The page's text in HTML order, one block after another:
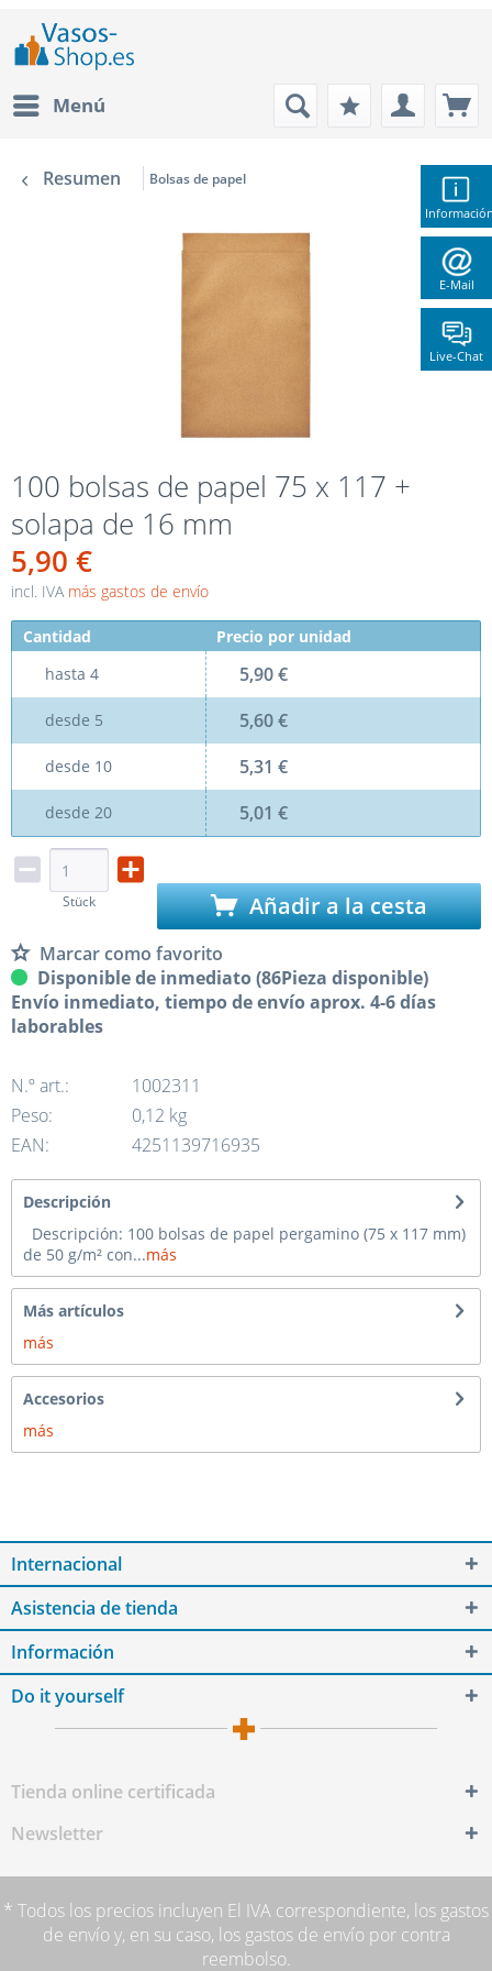
E-Mail
Live-Chat
Menú
Resumen Bolsas de papel
100 bolsas de papel 75 x 117 +
solapa de 16 mm
5,90 €
incl. IVA más gastos de envío
Cantidad
Precio por unidad
hasta 4 5,90 €
desde 5 5,60 €
desde 10 5,31 €
desde 20 5,01 €
Stück Añadir a la cesta
Marcar como favorito
Disponible de inmediato (86Pieza disponible)
Envío inmediato, tiempo de envío aprox. 4-6 días
laborables
N.º art.:
1002311
Peso:
0,12 kg
EAN:
4251139716935
Descripción
Descripción: 100 bolsas de papel pergamino (75 x 117 mm)
de 50 g/m² con...más
Más artículos
más
Accesorios
más
Internacional
Asistencia de tienda
Información
Do it yourself
Tienda online certificada
Newsletter
* Todos los precios incluyen El IVA correspondiente, los gastos
de envíoy, en su caso, los gastos de envío por contra
reembolso.